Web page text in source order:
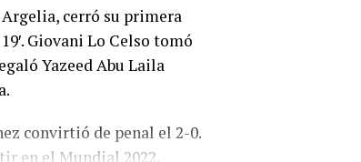
cerró su primera
Giovani Lo Celso tomó
Yazeed Abu Laila
convirtió de penal el 2-0.
en el Mundial 2022,